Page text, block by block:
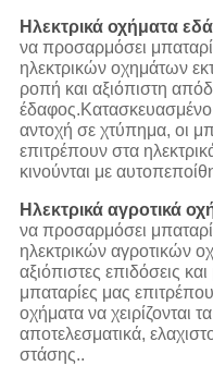
Ηλεκτρικά οχήματα
να προσαρμόσει
ηλεκτρικών οχημάτων
ροπή και αξιόπιστη
έδαφος.Κατασκευασμένο
αντοχή σε χτύπημα, οι
επιτρέπουν στα
κινούνται με
Ηλεκτρικά αγροτικά
να προσαρμόσει
ηλεκτρικών αγροτικών
αξιόπιστες επιδόσεις
μπαταρίες μας
οχήματα να χειρίζονται
αποτελεσματικά,
στάσης..